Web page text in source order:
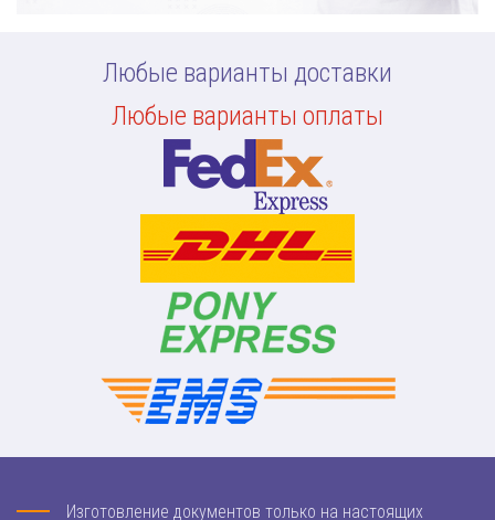
Любые варианты доставки
Любые варианты оплаты
Изготовление документов только на настоящих